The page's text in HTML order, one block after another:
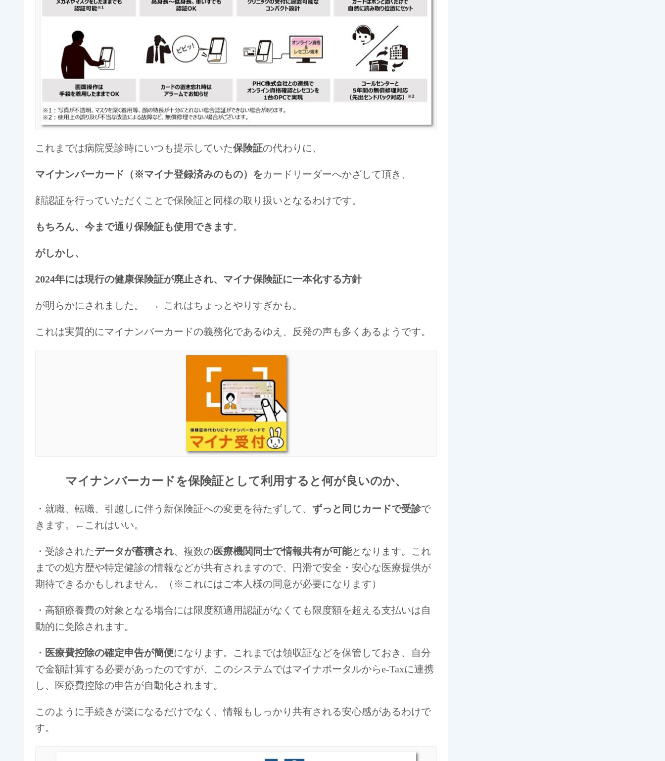
これまでは病院受診時にいつも提示していた保険証の代わりに、
マイナンバーカード（※マイナ登録済みのもの）をカードリーダーへかざして頂き、
顔認証を行っていただくことで保険証と同様の取り扱いとなるわけです。
もちろん、今まで通り保険証も使用できます。
がしかし、
2024年には現行の健康保険証が廃止され、マイナ保険証に一本化する方針
が明らかにされました。 ←これはちょっとやりすぎかも。
これは実質的にマイナンバーカードの義務化であるゆえ、反発の声も多くあるようです。
マイナンバーカードを保険証として利用すると何が良いのか、
・就職、転職、引越しに伴う新保険証への変更を待たずして、 ずっと同じカードで受診で
きます。←これはいい。
・受診されたデータが蓄積され、複数の医療機関同士で情報共有が可能となります。これ
までの処方歴や特定健診の情報などが共有されますので、円滑で安全・安心な医療提供が
期待できるかもしれません。（※これにはご本人様の同意が必要になります）
・高額療養費の対象となる場合には限度額適用認証がなくても限度額を超える支払いは自
動的に免除されます。
・ 医療費控除の確定申告が簡便になります。これまでは領収証などを保管しておき、自分
で金額計算する必要があったのですが、このシステムではマイナポータルからe-Taxに連携
し、医療費控除の申告が自動化されます。
このように手続きが楽になるだけでなく、情報もしっかり共有される安心感があるわけで
す。